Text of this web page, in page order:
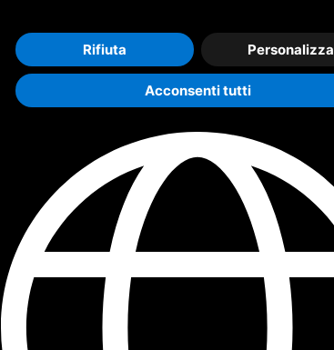
Acconsenti tutti
Rifiuta Personalizza